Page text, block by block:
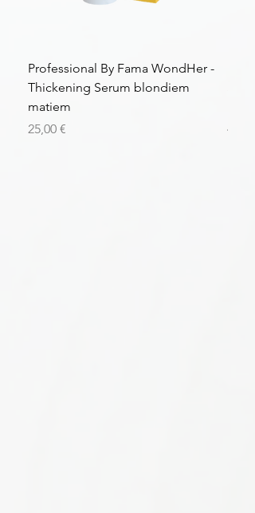
Professional By Fama WondHer -
Thickening Serum blondiem
matiem
Цена
25,00 €
Цена
43,56